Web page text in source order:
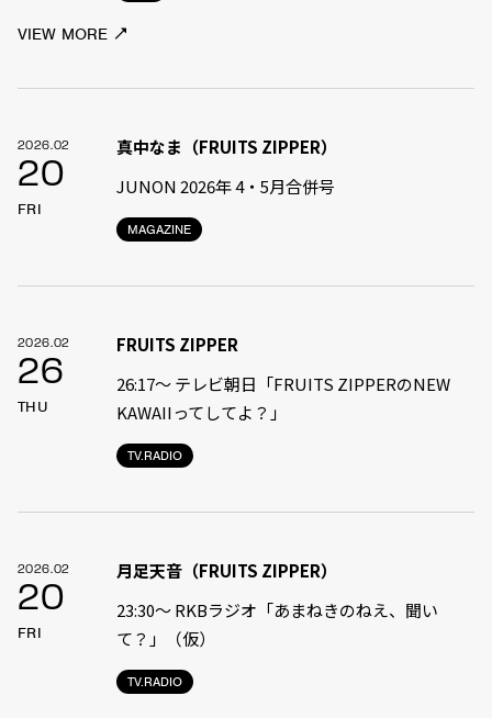
VIEW MORE
2026.02
20
FRI
MAGAZINE
真中なま（FRUITS ZIPPER）
JUNON 2026年 4・5月合併号
2026.02
26
THU
TV.RADIO
FRUITS ZIPPER
26:17～ テレビ朝日「FRUITS ZIPPERのNEW
KAWAIIってしてよ？」
2026.02
20
FRI
TV.RADIO
月足天音（FRUITS ZIPPER）
23:30〜 RKBラジオ「あまねきのねえ、聞い
て？」（仮）